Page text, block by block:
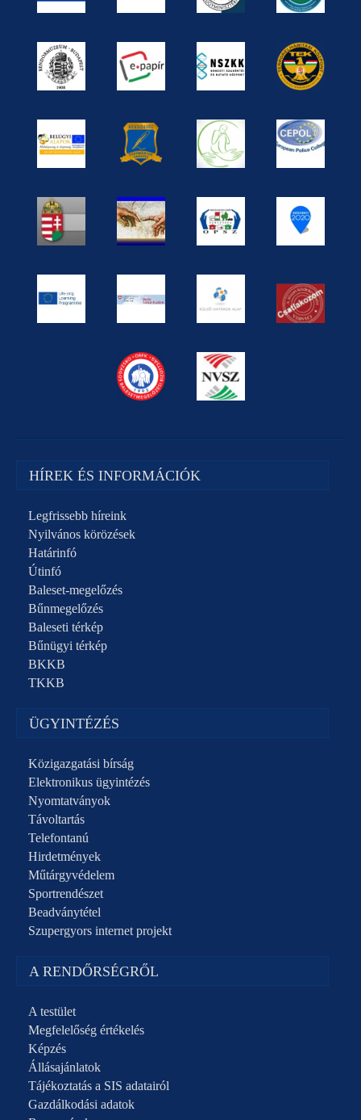
HÍREK ÉS INFORMÁCIÓK
Legfrissebb híreink
Nyilvános körözések
Határinfó
Útinfó
Baleset-megelőzés
Bűnmegelőzés
Baleseti térkép
Bűnügyi térkép
BKKB
TKKB
ÜGYINTÉZÉS
Közigazgatási bírság
Elektronikus ügyintézés
Nyomtatványok
Távoltartás
Telefontanú
Hirdetmények
Műtárgyvédelem
Sportrendészet
Beadványtétel
Szupergyors internet projekt
A RENDŐRSÉGRŐL
A testület
Megfelelőség értékelés
Képzés
Állásajánlatok
Tájékoztatás a SIS adatairól
Gazdálkodási adatok